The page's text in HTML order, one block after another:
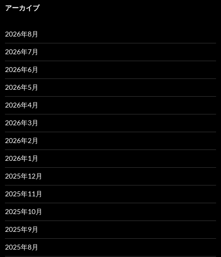
アーカイブ
2026年8月
2026年7月
2026年6月
2026年5月
2026年4月
2026年3月
2026年2月
2026年1月
2025年12月
2025年11月
2025年10月
2025年9月
2025年8月